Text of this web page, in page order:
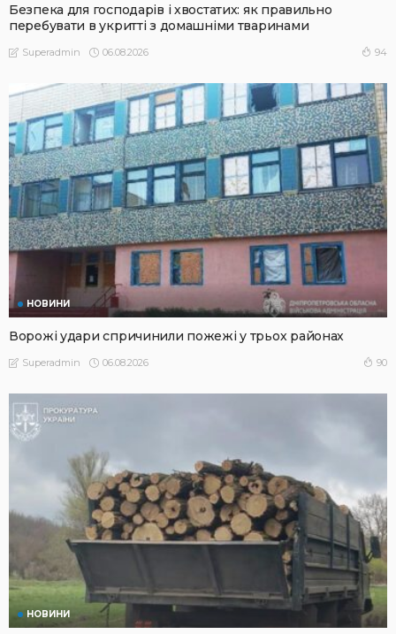
Безпека для господарів і хвостатих: як правильно
перебувати в укритті з домашніми тваринами
Superadmin 06.08.2026 94
НОВИНИ
Ворожі удари спричинили пожежі у трьох районах
Superadmin 06.08.2026 90
НОВИНИ